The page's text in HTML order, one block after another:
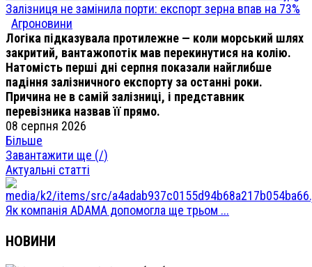
Залізниця не замінила порти: експорт зерна впав на 73%
Агроновини
Логіка підказувала протилежне — коли морський шлях
закритий, вантажопотік мав перекинутися на колію.
Натомість перші дні серпня показали найглибше
падіння залізничного експорту за останні роки.
Причина не в самій залізниці, і представник
перевізника назвав її прямо.
08 серпня 2026
Більше
Завантажити ще (/)
Актуальні статті
Як компанія ADAMA допомогла ще трьом ...
НОВИНИ